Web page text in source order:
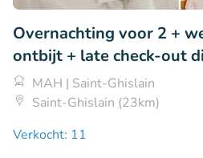
Overnachting voor 2 +
ontbijt + late check-out
MAH | Saint-Ghislain
Saint-Ghislain (23km)
Verkocht: 11